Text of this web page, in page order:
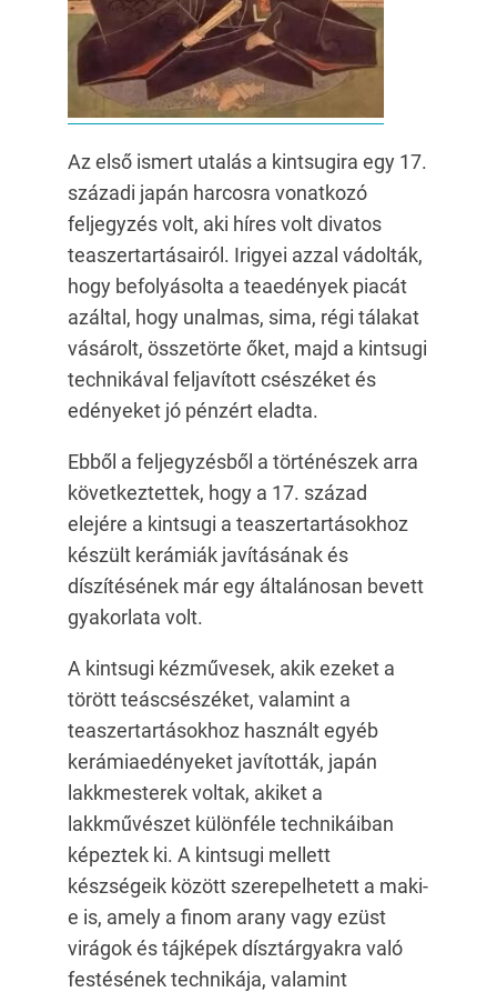
Az első ismert utalás a kintsugira egy 17.
századi japán harcosra vonatkozó
feljegyzés volt, aki híres volt divatos
teaszertartásairól. Irigyei azzal vádolták,
hogy befolyásolta a teaedények piacát
azáltal, hogy unalmas, sima, régi tálakat
vásárolt, összetörte őket, majd a kintsugi
technikával feljavított csészéket és
edényeket jó pénzért eladta.
Ebből a feljegyzésből a történészek arra
következtettek, hogy a 17. század
elejére a kintsugi a teaszertartásokhoz
készült kerámiák javításának és
díszítésének már egy általánosan bevett
gyakorlata volt.
A kintsugi kézművesek, akik ezeket a
törött teáscsészéket, valamint a
teaszertartásokhoz használt egyéb
kerámiaedényeket javították, japán
lakkmesterek voltak, akiket a
lakkművészet különféle technikáiban
képeztek ki. A kintsugi mellett
készségeik között szerepelhetett a maki-
e is, amely a finom arany vagy ezüst
virágok és tájképek dísztárgyakra való
festésének technikája, valamint